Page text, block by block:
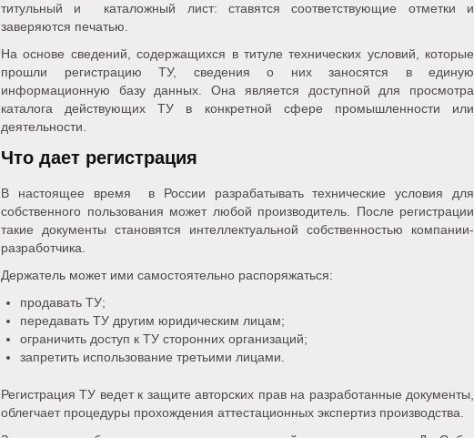
титульный и каталожный лист: ставятся соответствующие отметки и
заверяются печатью.
На основе сведений, содержащихся в титуле технических условий, которые
прошли регистрацию ТУ, сведения о них заносятся в единую
информационную базу данных. Она является доступной для просмотра
каталога действующих ТУ в конкретной сфере промышленности или
деятельности.
Что дает регистрация
В настоящее время в России разрабатывать технические условия для
собственного пользования может любой производитель. После регистрации
такие документы становятся интеллектуальной собственностью компании-
разработчика.
Держатель может ими самостоятельно распоряжаться:
продавать ТУ;
передавать ТУ другим юридическим лицам;
ограничить доступ к ТУ сторонних организаций;
запретить использование третьими лицами.
Регистрация ТУ ведет к защите авторских прав на разработанные документы,
облегчает процедуры прохождения аттестационных экспертиз производства.